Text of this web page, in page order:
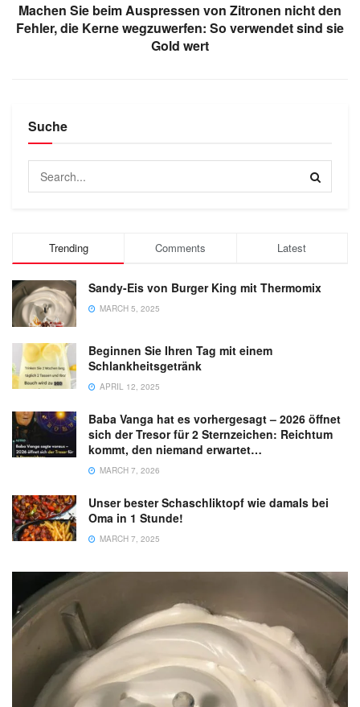
Machen Sie beim Auspressen von Zitronen nicht den
Fehler, die Kerne wegzuwerfen: So verwendet sind sie
Gold wert
Suche
Trending Comments Latest
Sandy-Eis von Burger King mit Thermomix
MARCH 5, 2025
Beginnen Sie Ihren Tag mit einem
Schlankheitsgetränk
APRIL 12, 2025
Baba Vanga hat es vorhergesagt – 2026 öffnet
sich der Tresor für 2 Sternzeichen: Reichtum
kommt, den niemand erwartet…
MARCH 7, 2026
Unser bester Schaschliktopf wie damals bei
Oma in 1 Stunde!
MARCH 7, 2025